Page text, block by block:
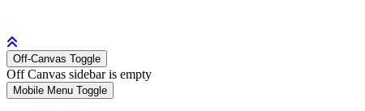
Off-Canvas Toggle
Off Canvas sidebar is empty
Mobile Menu Toggle